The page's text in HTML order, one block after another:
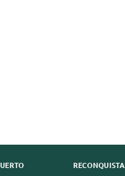
RECONQUISTA